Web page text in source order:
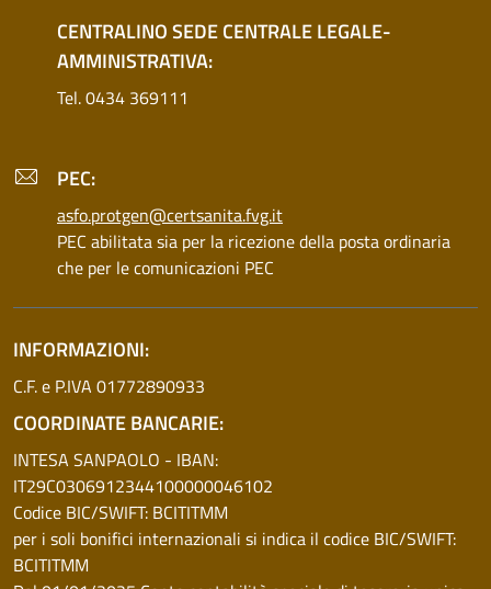
CENTRALINO SEDE CENTRALE LEGALE-
AMMINISTRATIVA:
Tel. 0434 369111
PEC:
asfo.protgen@certsanita.fvg.it
PEC abilitata sia per la ricezione della posta ordinaria
che per le comunicazioni PEC
INFORMAZIONI:
C.F. e P.IVA 01772890933
COORDINATE BANCARIE:
INTESA SANPAOLO - IBAN:
IT29C0306912344100000046102
Codice BIC/SWIFT: BCITITMM
per i soli bonifici internazionali si indica il codice BIC/SWIFT:
BCITITMM